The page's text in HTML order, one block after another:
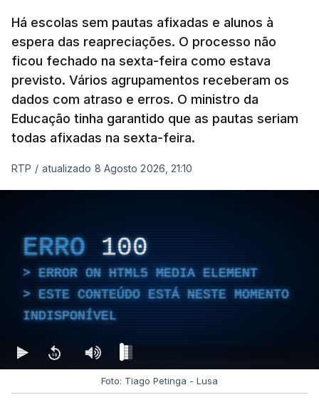
Há escolas sem pautas afixadas e alunos à
espera das reapreciações. O processo não
ficou fechado na sexta-feira como estava
previsto. Vários agrupamentos receberam os
dados com atraso e erros. O ministro da
Educação tinha garantido que as pautas seriam
todas afixadas na sexta-feira.
RTP / atualizado 8 Agosto 2026, 21:10
ERRO 100
ERROR ON HTML5 MEDIA ELEMENT
ESTE CONTEÚDO ESTÁ NESTE MOMENTO
INDISPONÍVEL
Foto: Tiago Petinga - Lusa